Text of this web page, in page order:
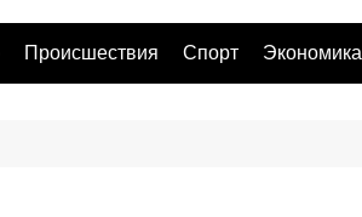
Происшествия Спорт Экономика